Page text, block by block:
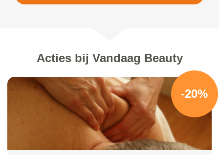
Acties bij Vandaag Beauty
-20%